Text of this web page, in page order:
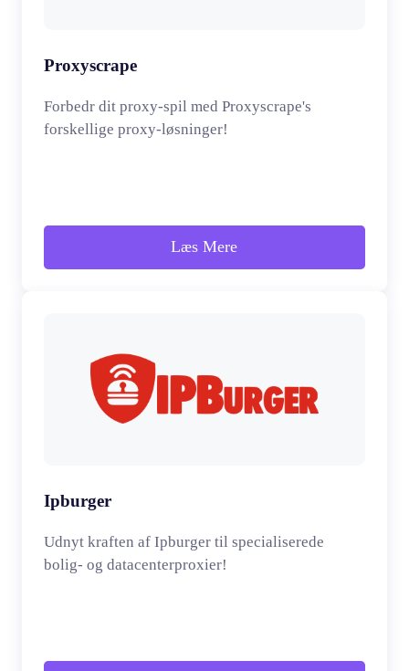
Proxyscrape
Forbedr dit proxy-spil med Proxyscrape's
forskellige proxy-løsninger!
Læs Mere
Ipburger
Udnyt kraften af Ipburger til specialiserede
bolig- og datacenterproxier!